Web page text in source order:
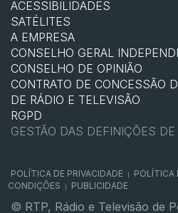
ACESSIBILIDADES
SATÉLITES
A EMPRESA
CONSELHO GERAL
CONSELHO DE OPINIÃO
CONTRATO DE CONCESSÃO
DE RÁDIO E TELEVISÃO
RGPD
GESTÃO DAS DEFINIÇÕES DE
POLÍTICA DE PRIVACIDADE POLÍTICA
CONDIÇÕES
PUBLICIDADE
© RTP, Rádio e Televisão de